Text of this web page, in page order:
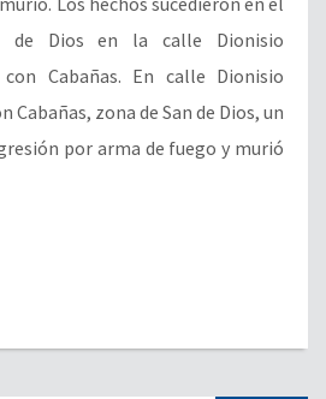
de Dios en la calle Dionisio
Cabañas. En calle Dionisio
Cabañas, zona de San de Dios, un
por arma de fuego y murió